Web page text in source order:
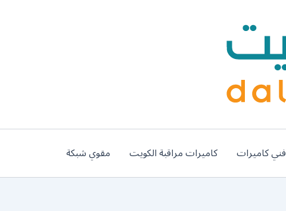
فني كاميرات كاميرات مراقبة الكويت مقوي شبكة